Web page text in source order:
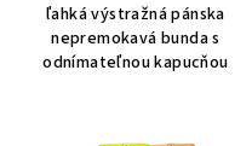
ľahká výstražná pánska
nepremokavá bunda s
odnímateľnou kapucňou